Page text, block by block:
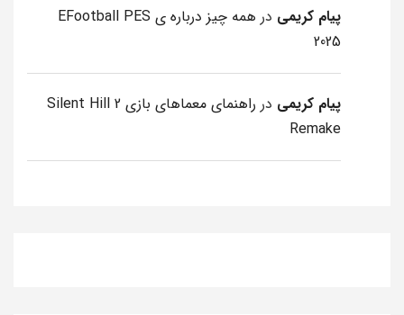
پیام کریمی در
همه چیز درباره ی EFootball PES
2025
پیام کریمی در
راهنمای معماهای بازی Silent Hill 2
Remake